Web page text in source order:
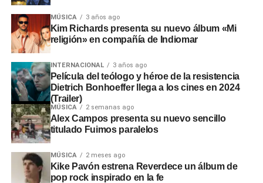
Las situaciones adversas detectadas comprometen la
seguridad ante posibles inundaciones. Por ello, la
entidad fiscalizadora recomendó a las autoridades
locales y regionales adoptar medidas urgentes para
proteger viviendas, familias y zonas de cultivo.
MÚSICA 3 años ago
Kim Richards presenta su nuevo álbum «Mi
religión» en compañía de Indiomar
INTERNACIONAL 3 años ago
Película del teólogo y héroe de la resistencia
Dietrich Bonhoeffer llega a los cines en 2024
(Trailer)
MÚSICA 2 semanas ago
Alex Campos presenta su nuevo sencillo
titulado Fuimos paralelos
MÚSICA 2 meses ago
Kike Pavón estrena Reverdece un álbum de
pop rock inspirado en la fe